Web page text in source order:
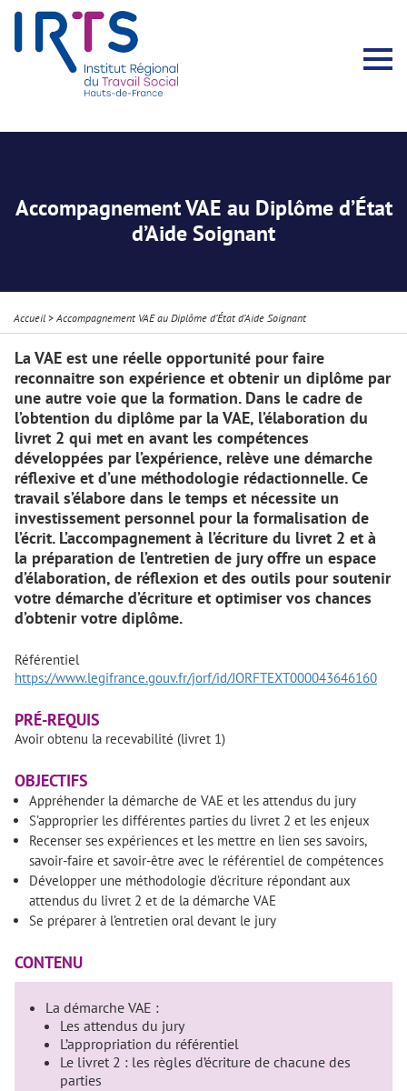
Accompagnement VAE au Diplôme d’État
d’Aide Soignant
Accueil >Accompagnement VAE au Diplôme d’État d’Aide Soignant
La VAE est une réelle opportunité pour faire
reconnaitre son expérience et obtenir un diplôme par
une autre voie que la formation. Dans le cadre de
l’obtention du diplôme par la VAE, l’élaboration du
livret 2 qui met en avant les compétences
développées par l’expérience, relève une démarche
réflexive et d’une méthodologie rédactionnelle. Ce
travail s’élabore dans le temps et nécessite un
investissement personnel pour la formalisation de
l’écrit. L’accompagnement à l’écriture du livret 2 et à
la préparation de l’entretien de jury offre un espace
d’élaboration, de réflexion et des outils pour soutenir
votre démarche d’écriture et optimiser vos chances
d’obtenir votre diplôme.
Référentiel
https://www.legifrance.gouv.fr/jorf/id/JORFTEXT000043646160
PRÉ-REQUIS
Avoir obtenu la recevabilité (livret 1)
OBJECTIFS
Appréhender la démarche de VAE et les attendus du jury
S’approprier les différentes parties du livret 2 et les enjeux
Recenser ses expériences et les mettre en lien ses savoirs,
savoir-faire et savoir-être avec le référentiel de compétences
Développer une méthodologie d’écriture répondant aux
attendus du livret 2 et de la démarche VAE
Se préparer à l’entretien oral devant le jury
CONTENU
La démarche VAE :
Les attendus du jury
L’appropriation du référentiel
Le livret 2 : les règles d’écriture de chacune des
parties